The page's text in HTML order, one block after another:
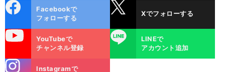
ok
Facebookで
フォローする
Xでフォローする
YouTubeで
チャンネル登録
LINE
LINEで
アカウント追加
Instagramで